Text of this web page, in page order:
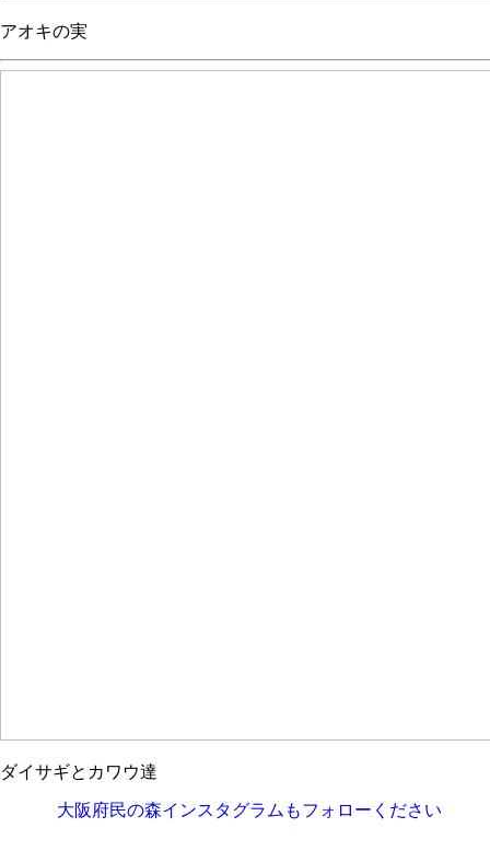
アオキの実
ダイサギとカワウ達
大阪府民の森インスタグラムもフォローください